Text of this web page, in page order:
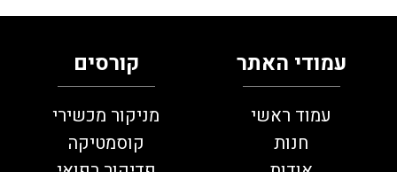
עמודי האתר
עמוד ראשי
חנות
קורסים
מניקור מכשירי
קוסמטיקה